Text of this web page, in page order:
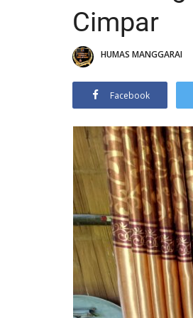
Cimpar
HUMAS MANGGARAI
Facebook